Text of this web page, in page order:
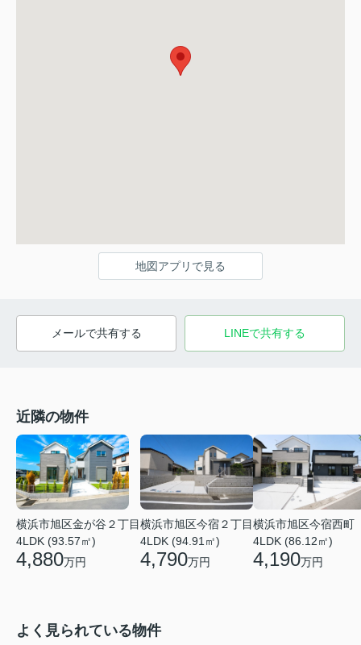
地図アプリで見る
メールで共有する LINEで共有する
近隣の物件
横浜市旭区金が谷２丁目
4LDK (93.57㎡)
4,880万円
横浜市旭区今宿２丁目
4LDK (94.91㎡)
4,790万円
横浜市旭区今宿西町
4LDK (86.12㎡)
4,190万円
よく見られている物件